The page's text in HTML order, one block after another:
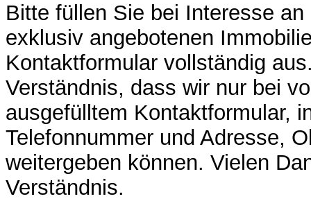
Bitte füllen Sie bei Interesse
exklusiv angebotenen
Kontaktformular vollständig
Verständnis, dass wir nur bei
ausgefülltem Kontaktformular,
Telefonnummer und Adresse,
weitergeben können. Vielen
Verständnis.